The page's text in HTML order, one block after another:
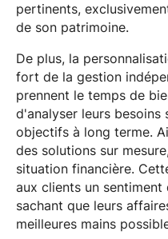
pertinents,
de son patrimoine.
De plus, la
fort de la gestion
prennent le temps de
d'analyser leurs besoins
objectifs à long terme.
des solutions sur
situation financière.
aux clients un
sachant que leurs
meilleures mains